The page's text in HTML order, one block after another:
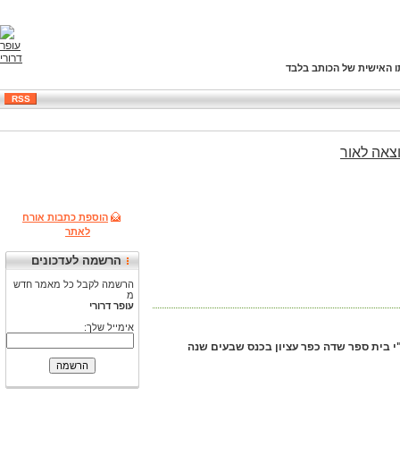
האישית של הכותב בלבד
RSS
הוספת כתבות אורח
לאתר
הרשמה לעדכונים
הרשמה לקבל כל מאמר חדש
מ
עופר דרורי
אימייל שלך:
לאור
במשואות יצחק הישנה ע"י בית ספר שדה כפר עציון בכנס שבעים שנה